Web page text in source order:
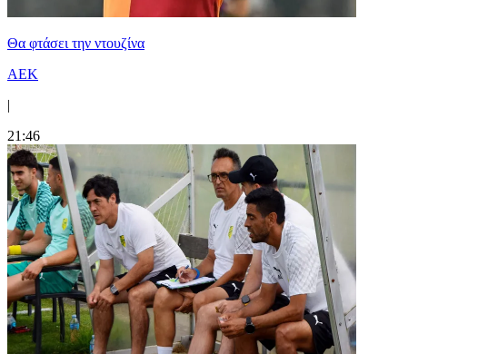
Θα φτάσει την ντουζίνα
ΑΕΚ
|
21:46